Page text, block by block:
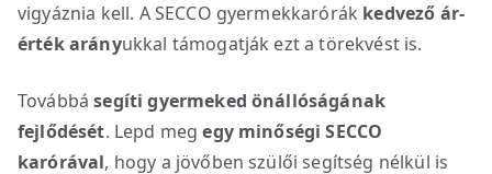
vigyáznia kell. A SECCO gyermekkarórák kedvező ár-
érték arányukkal támogatják ezt a törekvést is.
Továbbásegíti gyermeked önállóságának
fejlődését. Lepd megegy minőségi SECCO
karórával, hogy a jövőben szülői segítség nélkül is